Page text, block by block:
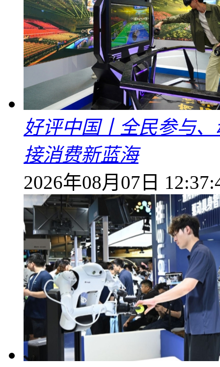
好评中国丨全民参与
接消费新蓝海
2026年08月07日